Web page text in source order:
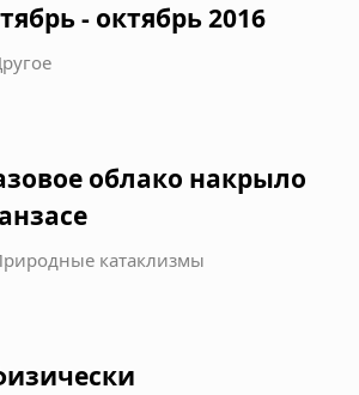
- октябрь 2016
облако накрыло
катаклизмы